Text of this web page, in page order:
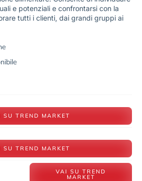
e potenziali e confrontarsi con la
tutti i clienti, dai grandi gruppi ai
SU TREND MARKET
SU TREND MARKET
VAI SU TREND
MARKET